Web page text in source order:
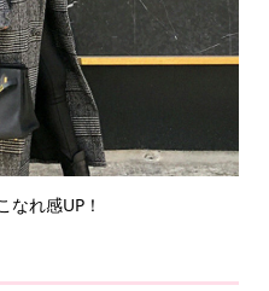
なれ感UP！